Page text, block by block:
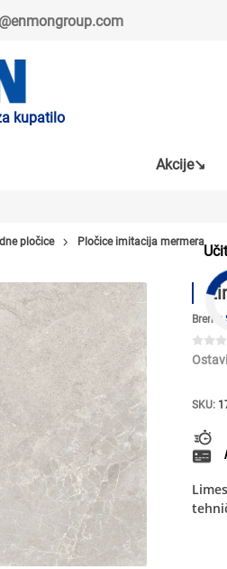
kupatilo
Akcije↘
pločice Pločice imitacija mermera
Brend:
SKU: